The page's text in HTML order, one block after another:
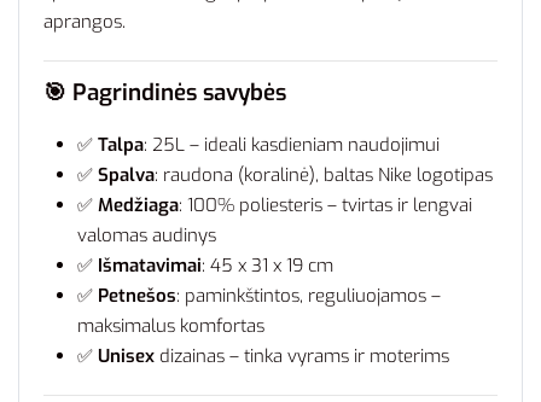
aprangos.
🎯 Pagrindinės savybės
✅Talpa: 25L – ideali kasdieniam naudojimui
✅Spalva: raudona (koralinė), baltas Nike logotipas
✅Medžiaga: 100% poliesteris – tvirtas ir lengvai
valomas audinys
✅ Išmatavimai: 45 x 31 x 19 cm
✅ Petnešos: paminkštintos, reguliuojamos –
maksimalus komfortas
✅Unisex dizainas – tinka vyrams ir moterims